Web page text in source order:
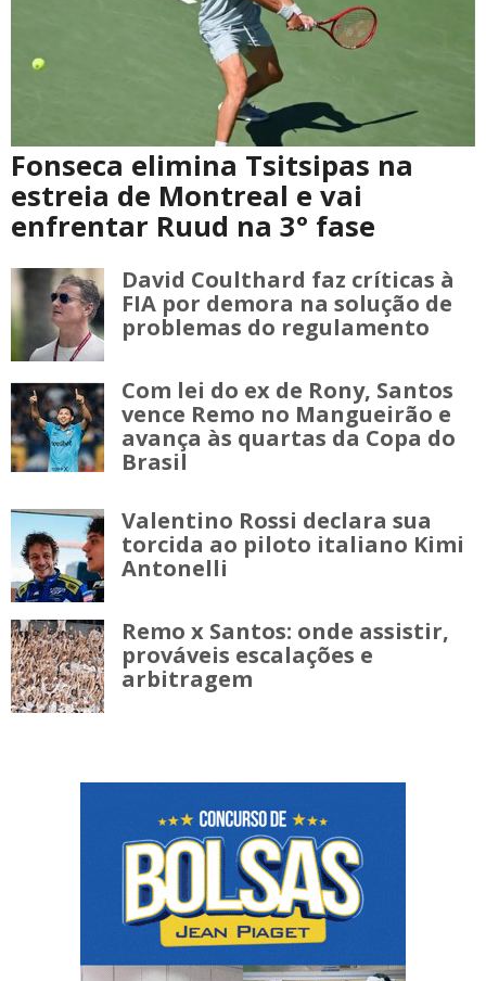
Fonseca elimina Tsitsipas na
estreia de Montreal e vai
enfrentar Ruud na 3° fase
David Coulthard faz críticas à
FIA por demora na solução de
problemas do regulamento
Com lei do ex de Rony, Santos
vence Remo no Mangueirão e
avança às quartas da Copa do
Brasil
Valentino Rossi declara sua
torcida ao piloto italiano Kimi
Antonelli
Remo x Santos: onde assistir,
prováveis escalações e
arbitragem